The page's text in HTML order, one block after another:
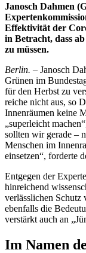
Janosch Dahmen
Effektivität der
in Betracht, dass
zu müssen.
Berlin. – Janosch
Grünen im
für den Herbst zu
reiche nicht aus, so
Innenräumen keine
„superleicht
sollten wir gerade –
Menschen im
einsetzen“, forderte
Entgegen der
hinreichend
verlässlichen Schutz
ebenfalls die
verstärkt auch an
Im Namen